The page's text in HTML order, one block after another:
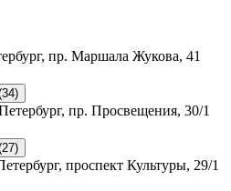
пр. Маршала Жукова, 41
пр. Просвещения, 30/1
проспект Культуры, 29/1